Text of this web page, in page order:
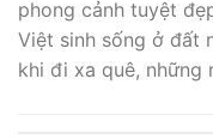
phong cảnh tuyệt
Việt sinh sống ở đất
khi đi xa quê, những